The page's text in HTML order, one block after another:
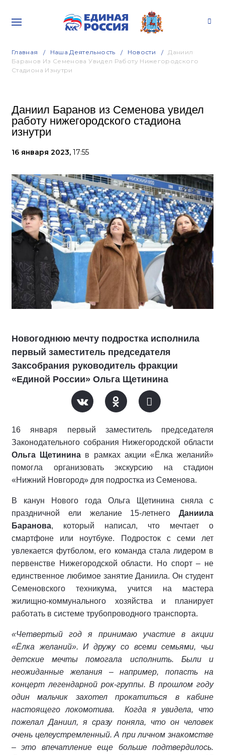
Главная Наша Деятельность Новости
Даниил
Баранов Из Семенова Увидел Работу Нижегородского
Стадиона Изнутри
Даниил Баранов из Семенова увидел
работу нижегородского стадиона
изнутри
16 января 2023, 17:55
Новогоднюю мечту подростка исполнила
первый заместитель председателя
Заксобрания руководитель фракции
«Единой России» Ольга Щетинина
16 января первый заместитель председателя
Законодательного собрания Нижегородской области
Ольга Щетинина в рамках акции «Ёлка желаний»
помогла организовать экскурсию на стадион
«Нижний Новгород» для подростка из Семенова.
В канун Нового года Ольга Щетинина сняла с
праздничной ели желание 15-летнего Даниила
Баранова, который написал, что мечтает о
смартфоне или ноутбуке. Подросток с семи лет
увлекается футболом, его команда стала лидером в
первенстве Нижегородской области. Но спорт – не
единственное любимое занятие Даниила. Он студент
Семеновского техникума, учится на мастера
жилищно-коммунального хозяйства и планирует
работать в системе трубопроводного транспорта.
«Четвертый год я принимаю участие в акции
«Ёлка желаний». И дружу со всеми семьями, чьи
детские мечты помогала исполнить. Были и
неожиданные желания – например, попасть на
концерт легендарной рок-группы. В прошлом году
один мальчик захотел прокатиться в кабине
настоящего локомотива.
Когда я увидела, что
пожелал Даниил, я сразу поняла, что он человек
очень целеустремленный. А при личном знакомстве
– это впечатление еще больше подтвердилось.